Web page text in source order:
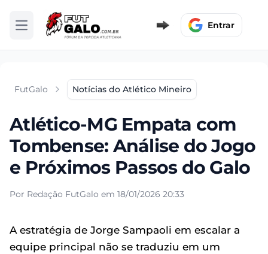
Abrir menu Entrar
FutGalo Notícias do Atlético Mineiro
Atlético-MG Empata com
Tombense: Análise do Jogo
e Próximos Passos do Galo
Por Redação FutGalo em 18/01/2026 20:33
A estratégia de Jorge Sampaoli em escalar a
equipe principal não se traduziu em um